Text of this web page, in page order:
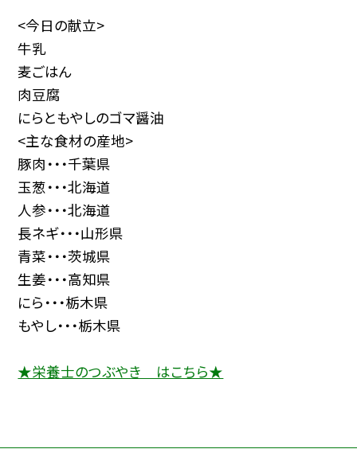
<今日の献立>
牛乳
麦ごはん
肉豆腐
にらともやしのゴマ醤油
<主な食材の産地>
豚肉・・・千葉県
玉葱・・・北海道
人参・・・北海道
長ネギ・・・山形県
青菜・・・茨城県
生姜・・・高知県
にら・・・栃木県
もやし・・・栃木県
★栄養士のつぶやき はこちら★